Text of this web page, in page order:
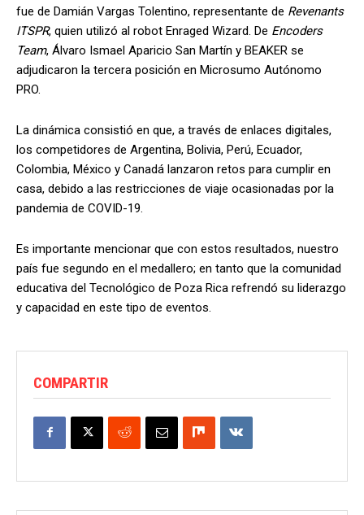
fue de Damián Vargas Tolentino, representante de Revenants
ITSPR, quien utilizó al robot Enraged Wizard. De Encoders
Team, Álvaro Ismael Aparicio San Martín y BEAKER se
adjudicaron la tercera posición en Microsumo Autónomo
PRO.
La dinámica consistió en que, a través de enlaces digitales,
los competidores de Argentina, Bolivia, Perú, Ecuador,
Colombia, México y Canadá lanzaron retos para cumplir en
casa, debido a las restricciones de viaje ocasionadas por la
pandemia de COVID-19.
Es importante mencionar que con estos resultados, nuestro
país fue segundo en el medallero; en tanto que la comunidad
educativa del Tecnológico de Poza Rica refrendó su liderazgo
y capacidad en este tipo de eventos.
COMPARTIR